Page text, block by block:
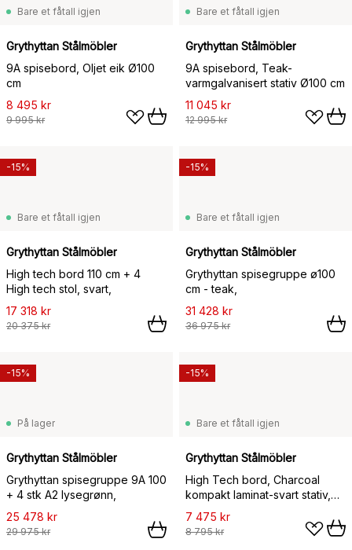
Bare et fåtall igjen
Grythyttan Stålmöbler
9A spisebord, Oljet eik Ø100
cm
8 495 kr
9 995 kr
Bare et fåtall igjen
Grythyttan Stålmöbler
9A spisebord, Teak-
varmgalvanisert stativ Ø100 cm
11 045 kr
12 995 kr
Bare et fåtall igjen
Grythyttan Stålmöbler
High tech bord 110 cm + 4
High tech stol, svart,
17 318 kr
20 375 kr
-15%
Bare et fåtall igjen
Grythyttan Stålmöbler
Grythyttan spisegruppe ø100
cm - teak,
31 428 kr
36 975 kr
-15%
På lager
Grythyttan Stålmöbler
Grythyttan spisegruppe 9A 100
+ 4 stk A2 lysegrønn,
25 478 kr
29 975 kr
-15%
Bare et fåtall igjen
Grythyttan Stålmöbler
High Tech bord, Charcoal
kompakt laminat-svart stativ,
110x70 cm
7 475 kr
8 795 kr
-15%